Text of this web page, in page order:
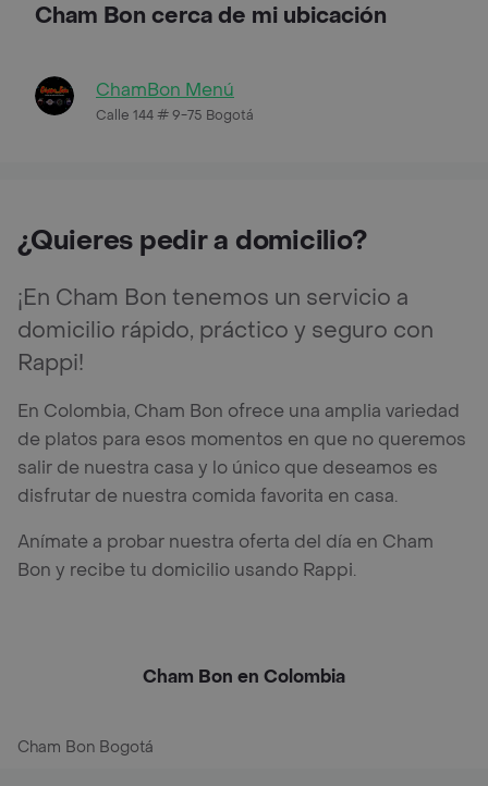
Cham Bon cerca de mi ubicación
ChamBon Menú
Calle 144 # 9-75 Bogotá
¿Quieres pedir a domicilio?
¡En Cham Bon tenemos un servicio a
domicilio rápido, práctico y seguro con
Rappi!
En Colombia, Cham Bon ofrece una amplia variedad
de platos para esos momentos en que no queremos
salir de nuestra casa y lo único que deseamos es
disfrutar de nuestra comida favorita en casa.
Anímate a probar nuestra oferta del día en Cham
Bon y recibe tu domicilio usando Rappi.
Cham Bon en Colombia
Cham Bon Bogotá